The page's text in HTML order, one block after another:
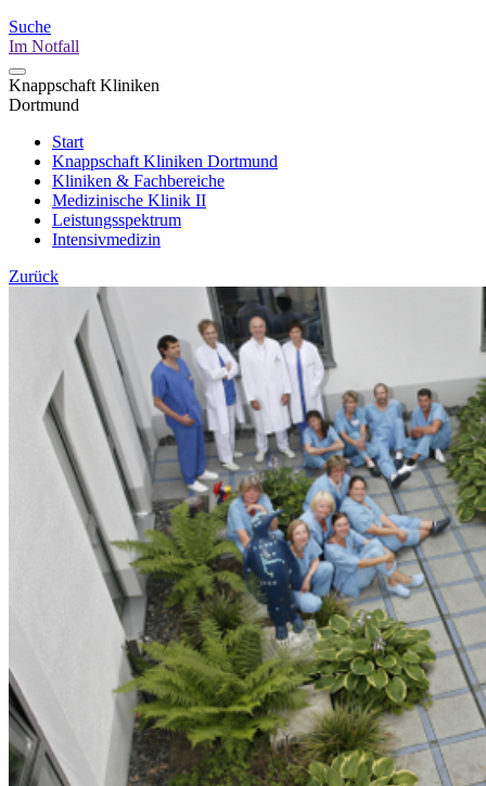
Suche
Im Notfall
Knappschaft Kliniken
Dortmund
Start
Knappschaft Kliniken Dortmund
Kliniken & Fachbereiche
Medizinische Klinik II
Leistungsspektrum
Intensivmedizin
Zurück